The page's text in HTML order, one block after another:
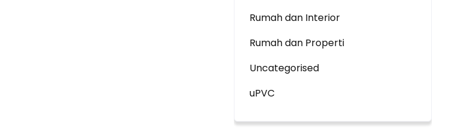
Rumah dan Interior
Rumah dan Properti
Uncategorised
uPVC